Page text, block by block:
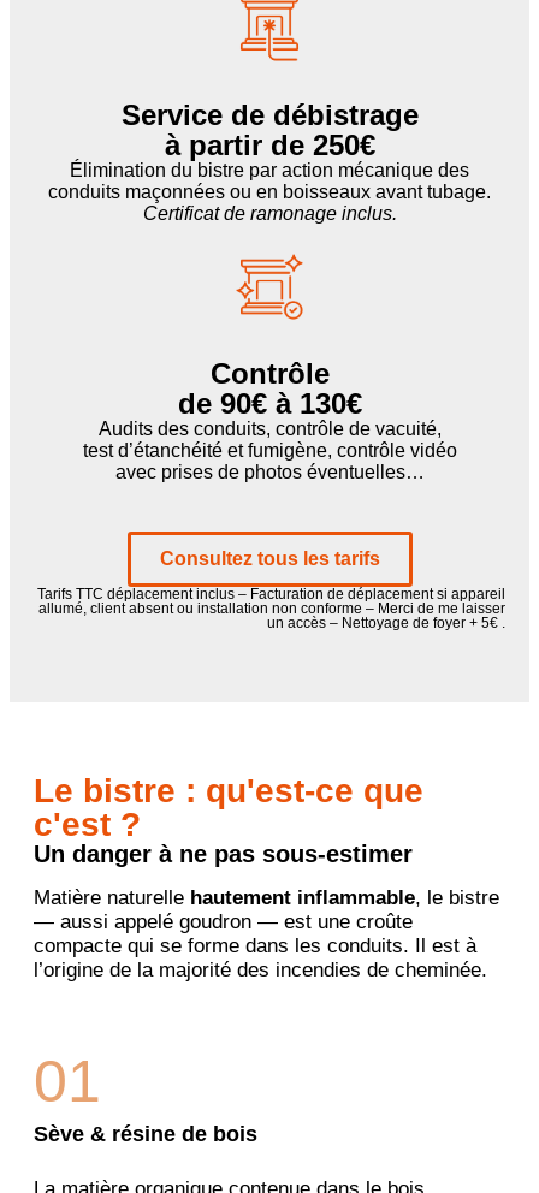
Service de débistrage
à partir de 250€
Élimination du bistre par action mécanique des
conduits maçonnées ou en boisseaux avant tubage.
Certificat de ramonage inclus.
Contrôle
de 90€ à 130€
Audits des conduits, contrôle de vacuité,
test d’étanchéité et fumigène, contrôle vidéo
avec prises de photos éventuelles…
Consultez tous les tarifs
Tarifs TTC déplacement inclus – Facturation de déplacement si appareil
allumé, client absent ou installation non conforme – Merci de me laisser
un accès – Nettoyage de foyer + 5€ .
Le bistre : qu'est-ce que
c'est ?
Un danger à ne pas sous-estimer
Matière naturelle hautement inflammable, le bistre
— aussi appelé goudron — est une croûte
compacte qui se forme dans les conduits. Il est à
l’origine de la majorité des incendies de cheminée.
01
Sève & résine de bois